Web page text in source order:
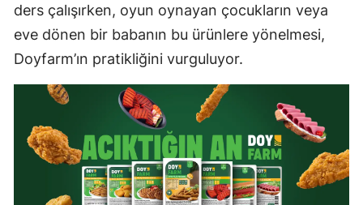
ders çalışırken, oyun oynayan çocukların veya
eve dönen bir babanın bu ürünlere yönelmesi,
Doyfarm’ın pratikliğini vurguluyor.